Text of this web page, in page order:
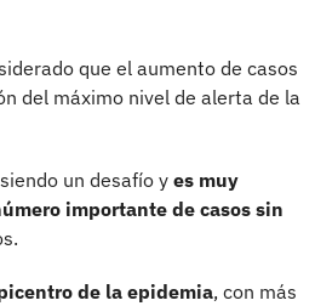
que el aumento de casos
del máximo nivel de alerta de la
un desafío y es muy
importante de casos sin
de la epidemia, con más